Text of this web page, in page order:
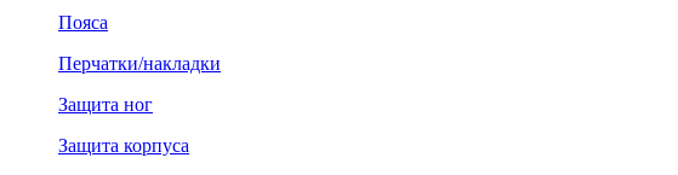
Пояса
Перчатки/накладки
Защита ног
Защита корпуса